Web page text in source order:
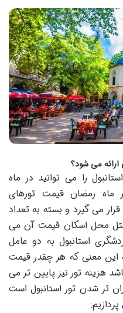
ارائه می شود؟
را می ‌توانید در ماه
ماه رمضان قیمت تورهای
می گیرد و بسته به تعداد
محل اسکان قیمت آن می
استانبول به دو عامل
این معنی که هر چقدر قیمت
هزینه تور نیز پایین تر می
تر شدن تور استانبول است